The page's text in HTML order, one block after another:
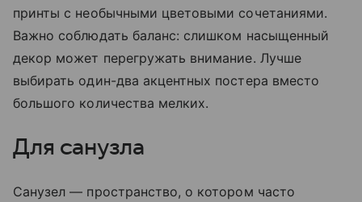
принты с необычными цветовыми сочетаниями.
Важно соблюдать баланс: слишком насыщенный
декор может перегружать внимание. Лучше
выбирать один-два акцентных постера вместо
большого количества мелких.
Для санузла
Санузел — пространство, о котором часто